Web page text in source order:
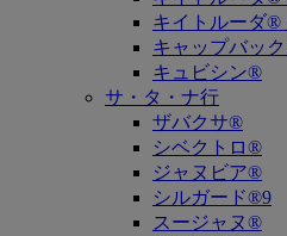
キイトルーダ®
キャップバッ
キュビシン®
サ・タ・ナ行
ザバクサ®
シベクトロ®
ジャヌビア®
シルガード®9
スージャヌ®